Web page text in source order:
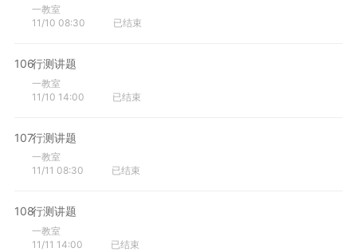
一教室
11/10 08:30
已结束
106行测讲题
一教室
11/10 14:00
已结束
107行测讲题
一教室
11/11 08:30
已结束
108行测讲题
一教室
11/11 14:00
已结束